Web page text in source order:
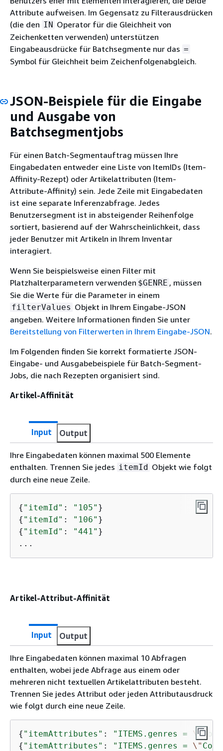
Attribute aufweisen. Im Gegensatz zu Filterausdrücken
(die den IN Operator für die Gleichheit von
Zeichenketten verwenden) unterstützen
Eingabeausdrücke für Batchsegmente nur das =
Symbol für Gleichheit beim Zeichenfolgenabgleich.
JSON-Beispiele für die Eingabe
und Ausgabe von
Batchsegmentjobs
Für einen Batch-Segmentauftrag müssen Ihre
Eingabedaten entweder eine Liste von ItemIDs (Item-
Affinity-Rezept) oder Artikelattributen (Item-
Attribute-Affinity) sein. Jede Zeile mit Eingabedaten
ist eine separate Inferenzabfrage. Jedes
Benutzersegment ist in absteigender Reihenfolge
sortiert, basierend auf der Wahrscheinlichkeit, dass
jeder Benutzer mit Artikeln in Ihrem Inventar
interagiert.
Wenn Sie beispielsweise einen Filter mit
Platzhalterparametern verwenden $GENRE , müssen
Sie die Werte für die Parameter in einem
filterValues Objekt in Ihrem Eingabe-JSON
angeben. Weitere Informationen finden Sie unter
Bereitstellung von Filterwerten in Ihrem Eingabe-JSON.
Im Folgenden finden Sie korrekt formatierte JSON-
Eingabe- und Ausgabebeispiele für Batch-Segment-
Jobs, die nach Rezepten organisiert sind.
Artikel-Affinität
Input Output
Ihre Eingabedaten können maximal 500 Elemente
enthalten. Trennen Sie jedes itemId Objekt wie folgt
durch eine neue Zeile.
{ "itemId" : "105"
{ "itemId" : "106"
{ "itemId" : "441" }
...
Artikel-Attribut-Affinität
Input Output
Ihre Eingabedaten können maximal 10 Abfragen
enthalten, wobei jede Abfrage aus einem oder
mehreren nicht textuellen Artikelattributen besteht.
Trennen Sie jedes Attribut oder jeden Attributausdruck
wie folgt durch eine neue Zeile.
{ "itemAttributes" : "ITEMS.genres = \"
{ "itemAttributes" : "ITEMS.genres = \"